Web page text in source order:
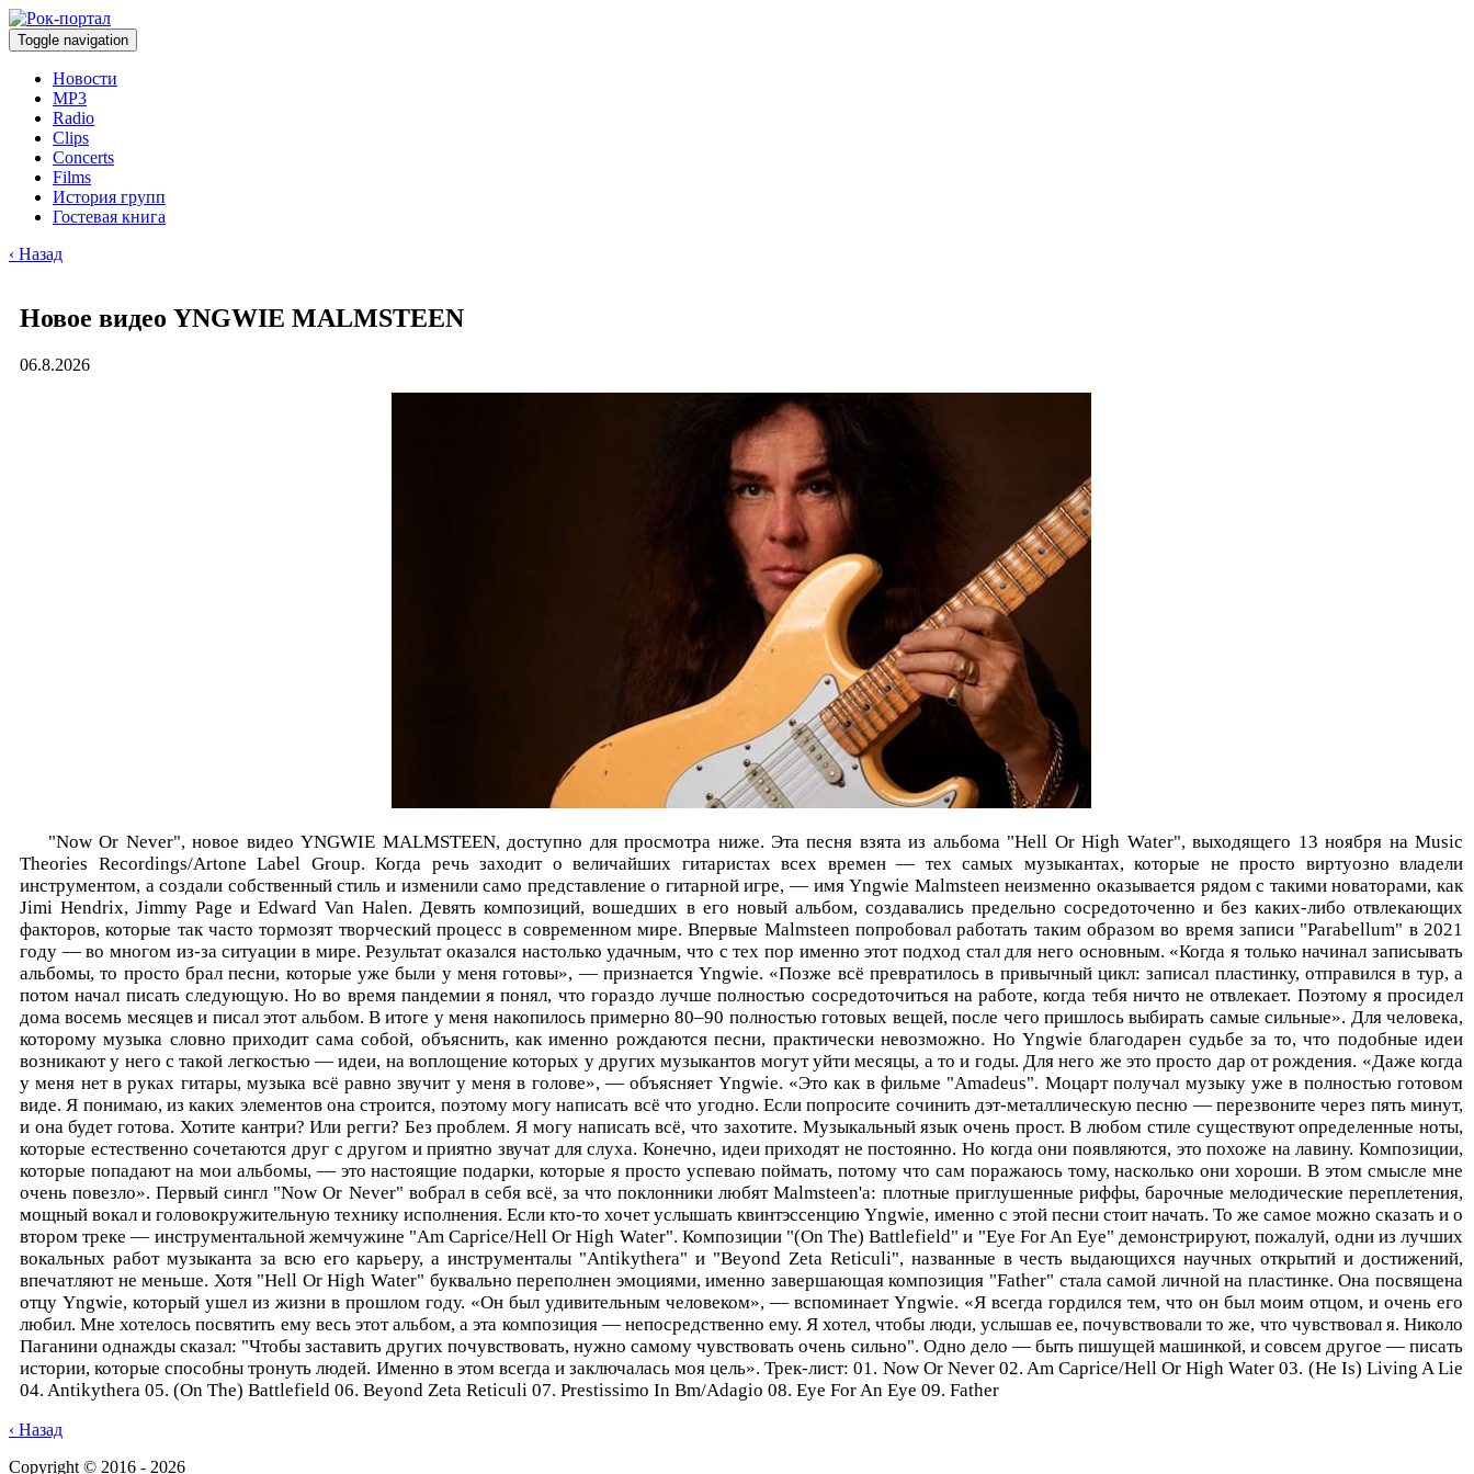
Toggle navigation
Новости
MP3
Radio
Clips
Concerts
Films
История групп
Гостевая книга
‹ Назад
Новое видео YNGWIE MALMSTEEN
06.8.2026
"Now Or Never", новое видео YNGWIE MALMSTEEN, доступно для просмотра ниже. Эта песня взята из альбома "Hell Or High Water", выходящего 13 ноября на Music
Theories Recordings/Artone Label Group. Когда речь заходит о величайших гитаристах всех времен — тех самых музыкантах, которые не просто виртуозно владели
инструментом, а создали собственный стиль и изменили само представление о гитарной игре, — имя Yngwie Malmsteen неизменно оказывается рядом с такими новаторами, как
Jimi Hendrix, Jimmy Page и Edward Van Halen. Девять композиций, вошедших в его новый альбом, создавались предельно сосредоточенно и без каких-либо отвлекающих
факторов, которые так часто тормозят творческий процесс в современном мире. Впервые Malmsteen попробовал работать таким образом во время записи "Parabellum" в 2021
году — во многом из-за ситуации в мире. Результат оказался настолько удачным, что с тех пор именно этот подход стал для него основным. «Когда я только начинал записывать
альбомы, то просто брал песни, которые уже были у меня готовы», — признается Yngwie. «Позже всё превратилось в привычный цикл: записал пластинку, отправился в тур, а
потом начал писать следующую. Но во время пандемии я понял, что гораздо лучше полностью сосредоточиться на работе, когда тебя ничто не отвлекает. Поэтому я просидел
дома восемь месяцев и писал этот альбом. В итоге у меня накопилось примерно 80–90 полностью готовых вещей, после чего пришлось выбирать самые сильные». Для человека,
которому музыка словно приходит сама собой, объяснить, как именно рождаются песни, практически невозможно. Но Yngwie благодарен судьбе за то, что подобные идеи
возникают у него с такой легкостью — идеи, на воплощение которых у других музыкантов могут уйти месяцы, а то и годы. Для него же это просто дар от рождения. «Даже когда
у меня нет в руках гитары, музыка всё равно звучит у меня в голове», — объясняет Yngwie. «Это как в фильме "Amadeus". Моцарт получал музыку уже в полностью готовом
виде. Я понимаю, из каких элементов она строится, поэтому могу написать всё что угодно. Если попросите сочинить дэт-металлическую песню — перезвоните через пять минут,
и она будет готова. Хотите кантри? Или регги? Без проблем. Я могу написать всё, что захотите. Музыкальный язык очень прост. В любом стиле существуют определенные ноты,
которые естественно сочетаются друг с другом и приятно звучат для слуха. Конечно, идеи приходят не постоянно. Но когда они появляются, это похоже на лавину. Композиции,
которые попадают на мои альбомы, — это настоящие подарки, которые я просто успеваю поймать, потому что сам поражаюсь тому, насколько они хороши. В этом смысле мне
очень повезло». Первый сингл "Now Or Never" вобрал в себя всё, за что поклонники любят Malmsteen'a: плотные приглушенные риффы, барочные мелодические переплетения,
мощный вокал и головокружительную технику исполнения. Если кто-то хочет услышать квинтэссенцию Yngwie, именно с этой песни стоит начать. То же самое можно сказать и о
втором треке — инструментальной жемчужине "Am Caprice/Hell Or High Water". Композиции "(On The) Battlefield" и "Eye For An Eye" демонстрируют, пожалуй, одни из лучших
вокальных работ музыканта за всю его карьеру, а инструменталы "Antikythera" и "Beyond Zeta Reticuli", названные в честь выдающихся научных открытий и достижений,
впечатляют не меньше. Хотя "Hell Or High Water" буквально переполнен эмоциями, именно завершающая композиция "Father" стала самой личной на пластинке. Она посвящена
отцу Yngwie, который ушел из жизни в прошлом году. «Он был удивительным человеком», — вспоминает Yngwie. «Я всегда гордился тем, что он был моим отцом, и очень его
любил. Мне хотелось посвятить ему весь этот альбом, а эта композиция — непосредственно ему. Я хотел, чтобы люди, услышав ее, почувствовали то же, что чувствовал я. Николо
Паганини однажды сказал: "Чтобы заставить других почувствовать, нужно самому чувствовать очень сильно". Одно дело — быть пишущей машинкой, и совсем другое — писать
истории, которые способны тронуть людей. Именно в этом всегда и заключалась моя цель». Трек-лист: 01. Now Or Never 02. Am Caprice/Hell Or High Water 03. (He Is) Living A Lie
04. Antikythera 05. (On The) Battlefield 06. Beyond Zeta Reticuli 07. Prestissimo In Bm/Adagio 08. Eye For An Eye 09. Father
‹ Назад
Copyright © 2016 - 2026